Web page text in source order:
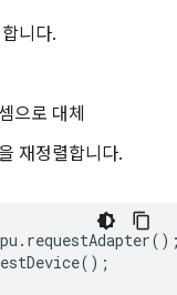
니다.
으로 대체
재정렬합니다.
. requestAdapter
();